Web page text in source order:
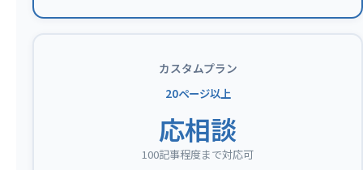
カスタムプラン
20ページ以上
応相談
100記事程度まで対応可